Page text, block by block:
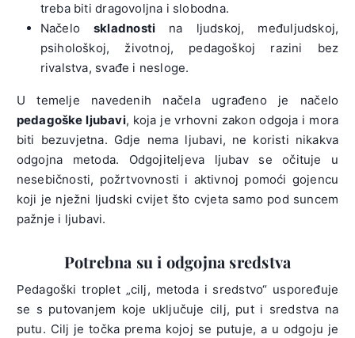
treba biti dragovoljna i slobodna.
Načeloskladnosti na ljudskoj, međuljudskoj,
psihološkoj, životnoj, pedagoškoj razini bez
rivalstva, svađe i nesloge.
U temelje navedenih načela ugrađeno je načelo
pedagoške ljubavi, koja je vrhovni zakon odgoja i mora
biti bezuvjetna. Gdje nema ljubavi, ne koristi nikakva
odgojna metoda. Odgojiteljeva ljubav se očituje u
nesebičnosti, požrtvovnosti i aktivnoj pomoći gojencu
koji je nježni ljudski cvijet što cvjeta samo pod suncem
pažnje i ljubavi.
Potrebna su i odgojna sredstva
Pedagoški troplet „cilj, metoda i sredstvo“ uspoređuje
se s putovanjem koje uključuje cilj, put i sredstva na
putu. Cilj je točka prema kojoj se putuje, a u odgoju je